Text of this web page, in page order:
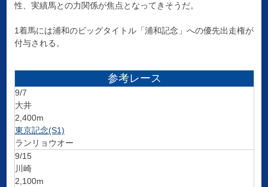
性、実績馬との力関係が焦点となってきそうだ。
1着馬には浦和のビッグタイトル「浦和記念」への優先出走権が
付与される。
参考レース
9/7
大井
2,400m
東京記念(S1)
ランリョウオー
9/15
川崎
2,100m